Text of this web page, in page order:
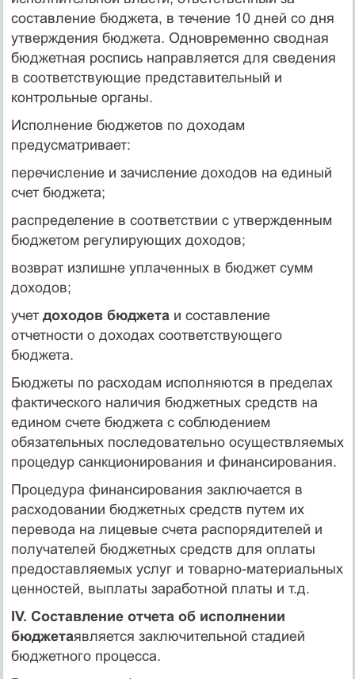
составление бюджета, в течение 10 дней со дня
утверждения бюджета. Одновременно сводная
бюджетная роспись направляется для сведения
в соответствующие представительный и
контрольные органы.
Исполнение бюджетов по доходам
предусматривает:
перечисление и зачисление доходов на единый
счет бюджета;
распределение в соответствии с утвержденным
бюджетом регулирующих доходов;
возврат излишне уплаченных в бюджет сумм
доходов;
учет доходов бюджета и составление
отчетности о доходах соответствующего
бюджета.
Бюджеты по расходам исполняются в пределах
фактического наличия бюджетных средств на
едином счете бюджета с соблюдением
обязательных последовательно осуществляемых
процедур санкционирования и финансирования.
Процедура финансирования заключается в
расходовании бюджетных средств путем их
перевода на лицевые счета распорядителей и
получателей бюджетных средств для оплаты
предоставляемых услуг и товарно-материальных
ценностей, выплаты заработной платы и т.д.
IV. Составление отчета об исполнении
бюджетаявляется заключительной стадией
бюджетного процесса.